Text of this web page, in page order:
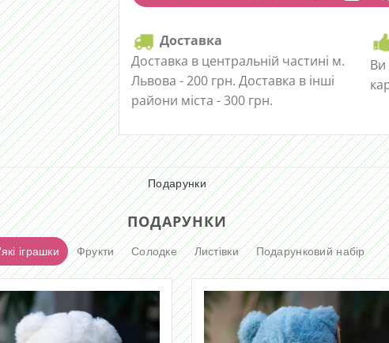
Доставка
Доставка в центральній частині м.
Львова - 200 грн. Доставка в інші
райони міста - 300 грн.
Ви
Подарунки
ПОДАРУНКИ
іграшки Фрукти Солодке Листівки Подарунковий набір